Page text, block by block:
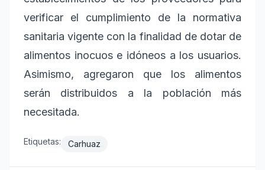
verificar el cumplimiento de la normativa
sanitaria vigente con la finalidad de dotar de
alimentos inocuos e idóneos a los usuarios.
Asimismo, agregaron que los alimentos
serán distribuidos a la población más
necesitada.
Etiquetas: Carhuaz